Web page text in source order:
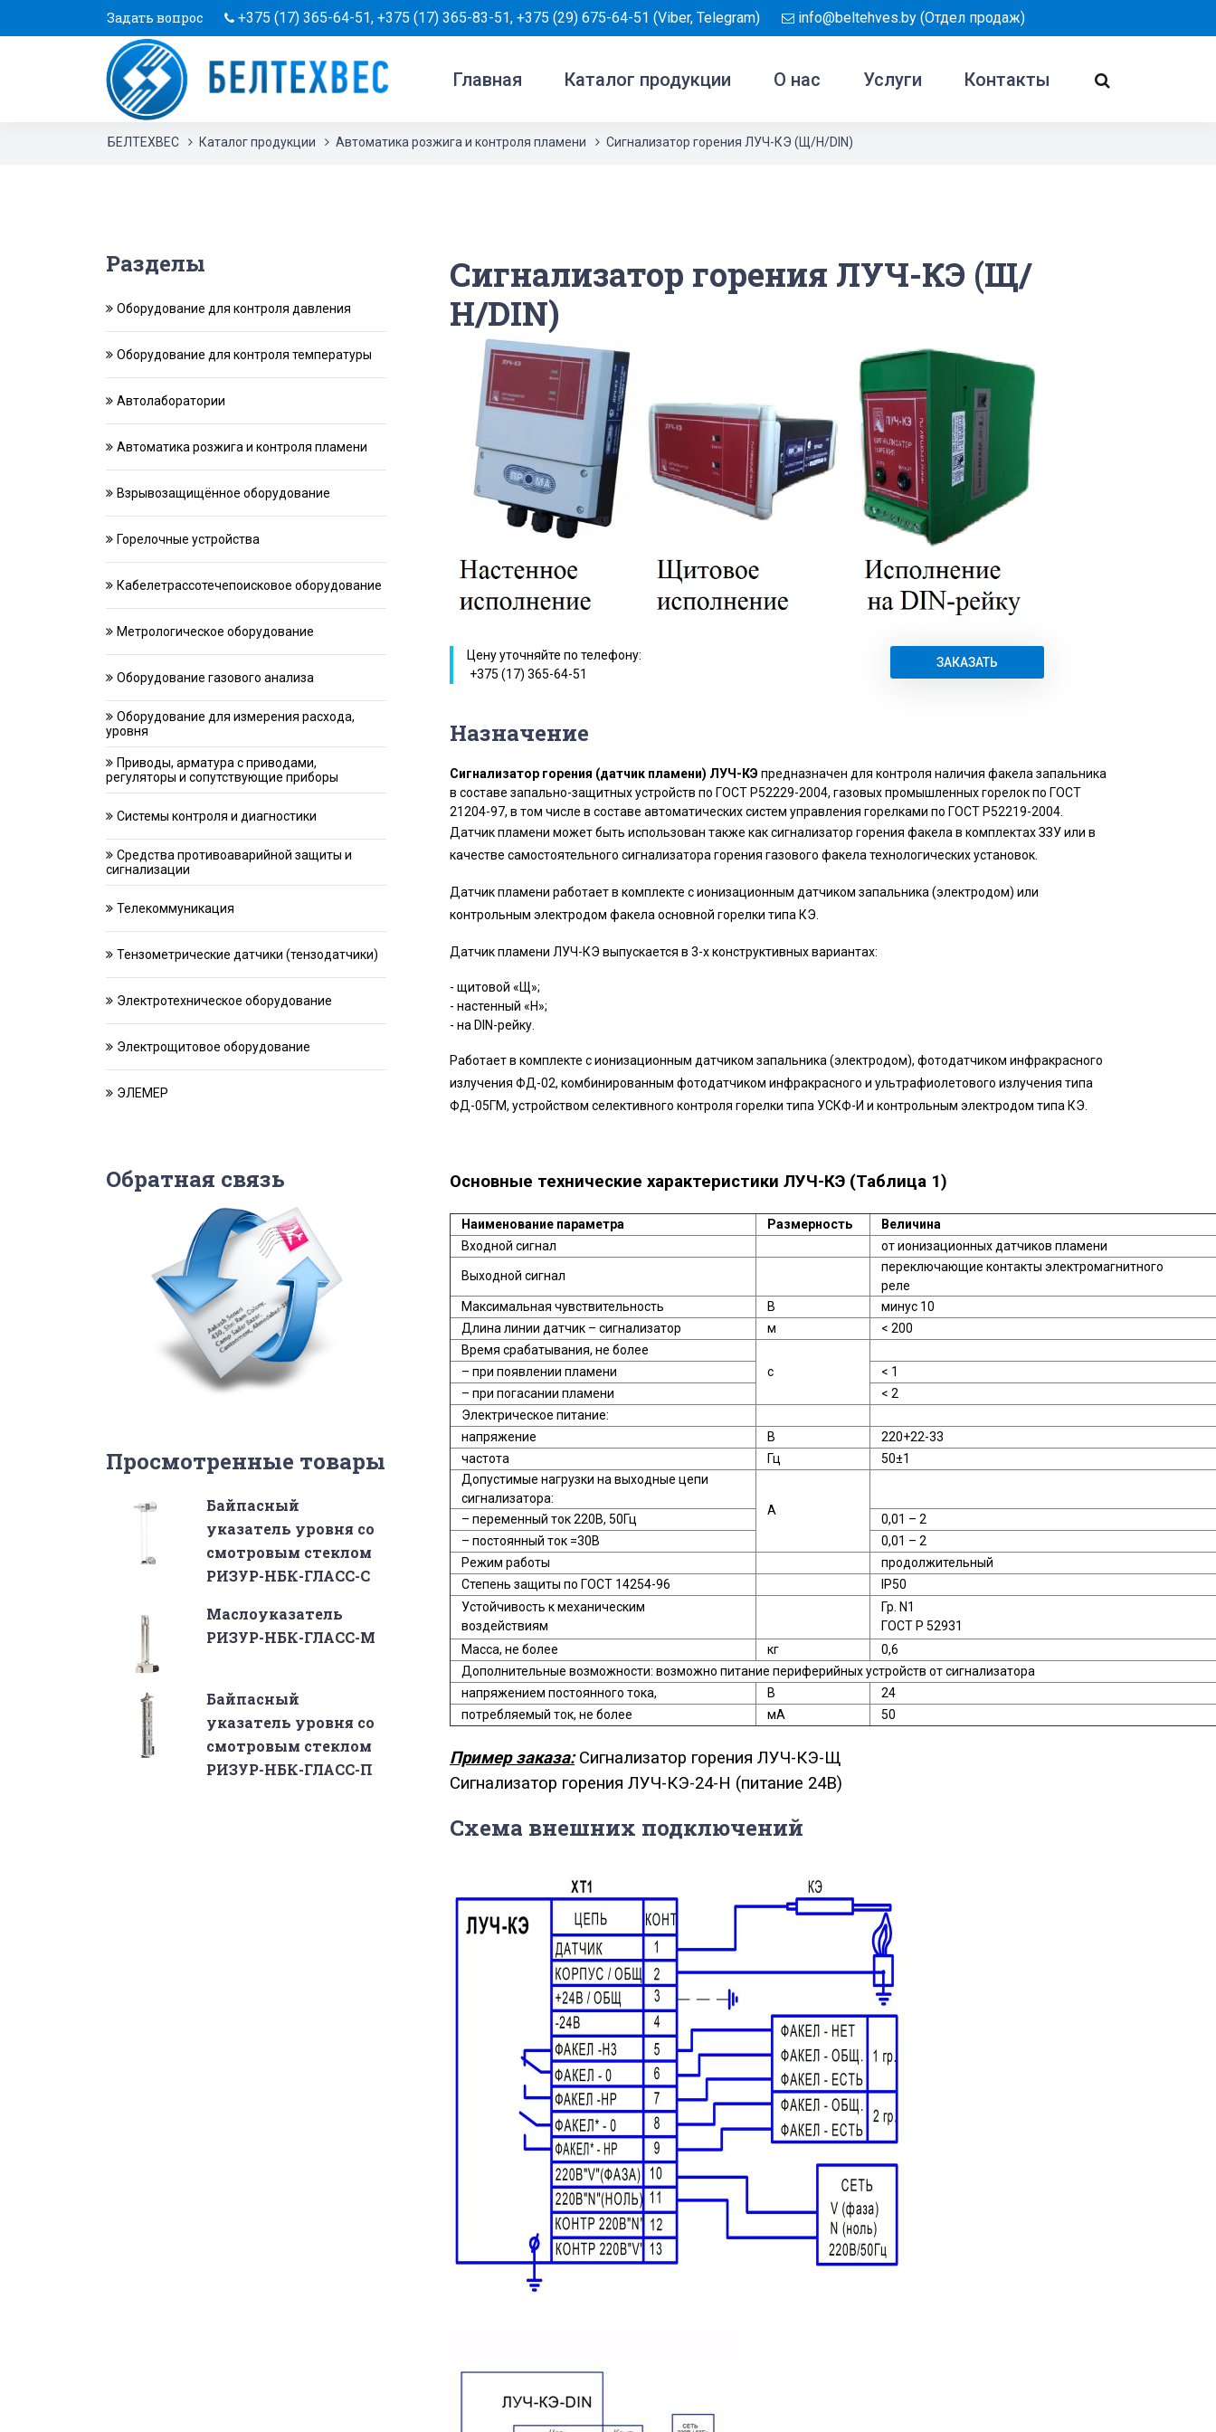
Задать вопрос +375 (17) 365-64-51, +375 (17) 365-83-51, +375 (29) 675-64-51 (Viber, Telegram) info@beltehves.by (Отдел продаж)
Главная Каталог продукции О нас Услуги Контакты
БЕЛТЕХВЕС Каталог продукции Автоматика розжига и контроля пламени Сигнализатор горения ЛУЧ-КЭ (Щ/Н/DIN)
Разделы
Оборудование для контроля давления
Оборудование для контроля температуры
Автолаборатории
Автоматика розжига и контроля пламени
Взрывозащищённое оборудование
Горелочные устройства
Кабелетрассотечепоисковое оборудование
Метрологическое оборудование
Оборудование газового анализа
Оборудование для измерения расхода,
уровня
Приводы, арматура с приводами,
регуляторы и сопутствующие приборы
Системы контроля и диагностики
Средства противоаварийной защиты и
сигнализации
Телекоммуникация
Тензометрические датчики (тензодатчики)
Электротехническое оборудование
Электрощитовое оборудование
ЭЛЕМЕР
Обратная связь
Просмотренные товары
Байпасный
указатель уровня со
смотровым стеклом
РИЗУР-НБК-ГЛАСС-С
Маслоуказатель
РИЗУР-НБК-ГЛАСС-М
Байпасный
указатель уровня со
смотровым стеклом
РИЗУР-НБК-ГЛАСС-П
Сигнализатор горения ЛУЧ-КЭ (Щ/
Н/DIN)
Цену уточняйте по телефону:
+375 (17) 365-64-51
ЗАКАЗАТЬ
Назначение
Сигнализатор горения (датчик пламени) ЛУЧ-КЭ предназначен для контроля наличия факела запальника
в составе запально-защитных устройств по ГОСТ Р52229-2004, газовых промышленных горелок по ГОСТ
21204-97, в том числе в составе автоматических систем управления горелками по ГОСТ Р52219-2004.
Датчик пламени может быть использован также как сигнализатор горения факела в комплектах ЗЗУ или в
качестве самостоятельного сигнализатора горения газового факела технологических установок.
Датчик пламени работает в комплекте с ионизационным датчиком запальника (электродом) или
контрольным электродом факела основной горелки типа КЭ.
Датчик пламени ЛУЧ-КЭ выпускается в 3-х конструктивных вариантах:
- щитовой «Щ»;
- настенный «Н»;
- на DIN-рейку.
Работает в комплекте с ионизационным датчиком запальника (электродом), фотодатчиком инфракрасного
излучения ФД-02, комбинированным фотодатчиком инфракрасного и ультрафиолетового излучения типа
ФД-05ГМ, устройством селективного контроля горелки типа УСКФ-И и контрольным электродом типа КЭ.
Основные технические характеристики ЛУЧ-КЭ (Таблица 1)
Наименование параметра Размерность
Величина
Входной сигнал
от ионизационных датчиков пламени
Выходной сигнал
переключающие контакты электромагнитного
реле
Максимальная чувствительность
В
минус 10
Длина линии датчик – сигнализатор
м
< 200
Время срабатывания, не более
с
– при появлении пламени
< 1
– при погасании пламени
< 2
Электрическое питание:
напряжение
В
220+22-33
частота
Гц
50±1
Допустимые нагрузки на выходные цепи
сигнализатора:
А
– переменный ток 220В, 50Гц
0,01 – 2
– постоянный ток =30В
0,01 – 2
Режим работы
продолжительный
Степень защиты по ГОСТ 14254-96
IP50
Устойчивость к механическим
воздействиям
Гр. N1
ГОСТ Р 52931
Масса, не более
кг
0,6
Дополнительные возможности: возможно питание периферийных устройств от сигнализатора
напряжением постоянного тока,
В
24
потребляемый ток, не более
мА 50
Пример заказа:Сигнализатор горения ЛУЧ-КЭ-Щ
Сигнализатор горения ЛУЧ-КЭ-24-Н (питание 24В)
Схема внешних подключений